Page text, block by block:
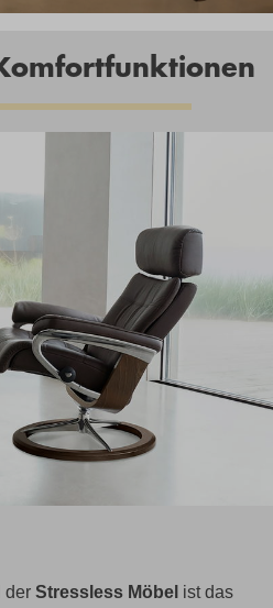
der Stressless Möbel ist das